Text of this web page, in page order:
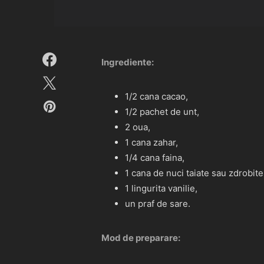
Ingrediente:
1/2 cana cacao,
1/2 pachet de unt,
2 oua,
1 cana zahar,
1/4 cana faina,
1 cana de nuci taiate sau
1 lingurita vanilie,
un praf de sare.
Mod de preparare: